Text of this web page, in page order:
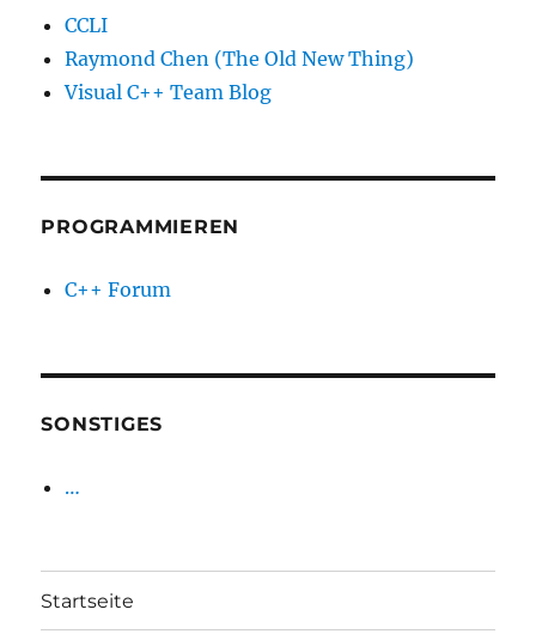
CCLI
Raymond Chen (The Old New Thing)
Visual C++ Team Blog
PROGRAMMIEREN
C++ Forum
SONSTIGES
…
Startseite